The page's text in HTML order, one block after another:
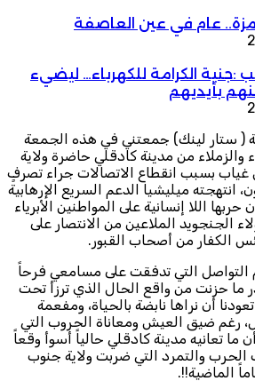
عام في عين العاصفة
:جنية الكرامة للكهرباء… ليضيء
بأيديهم
( ستار لينك) جمعتني في هذه الجمعة
والزملاء من مدينة كادقلي حاضرة ولاية
بسبب انقطاع الاتصالات جراء تصرفٍ
انتهجته ميليشيا الدعم السريع الإرهابية
اللا إنسانية على المواطنين الأبرياء
الجنجويد الملاعين من الانتصار على
الكفار من أصحاب القبور.
التواصل التي تدفقت على مسامعي فرحاً
ما حزنت من واقع الحال الذي ترزأ تحت
أن نراها نابضة بالحياة، ومفعمة
رغم ضيق العيش ومعاناة الحروب التي
ما تعانيه مدينة كادقلي حالياً أسوأ وقعاً
الحرب والتمرد التي ضربت ولاية جنوب
الماضية!!.